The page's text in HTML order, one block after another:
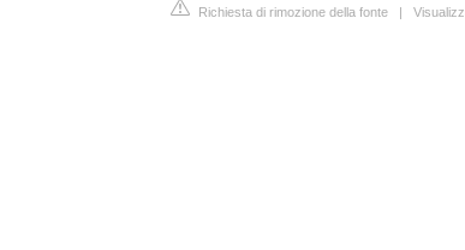
Richiesta di rimozione della fonte |